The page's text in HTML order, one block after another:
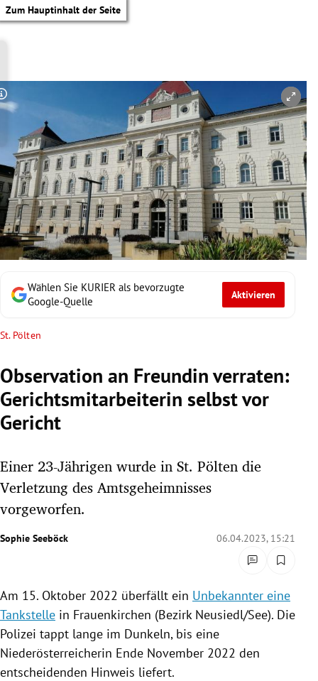
Zum Hauptinhalt der Seite
Untermenü
Untermenü
Untermenü
Untermenü
Untermenü
Untermenü
Untermenü
Wählen Sie KURIER als bevorzugte
Google-Quelle
Aktivieren
St. Pölten
Observation an Freundin verraten:
Gerichtsmitarbeiterin selbst vor
Gericht
Einer 23-Jährigen wurde in St. Pölten die
Verletzung des Amtsgeheimnisses
vorgeworfen.
Sophie Seeböck 06.04.2023, 15:21
Copyright-Hinweis öffnen/schließen
Am 15. Oktober 2022 überfällt ein Unbekannter eine
Tankstelle in Frauenkirchen (Bezirk Neusiedl/See). Die
Polizei tappt lange im Dunkeln, bis eine
Niederösterreicherin Ende November 2022 den
entscheidenden Hinweis liefert.